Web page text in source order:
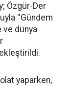
Özgür-Der
''Gündem
ve dünya
yaparken,